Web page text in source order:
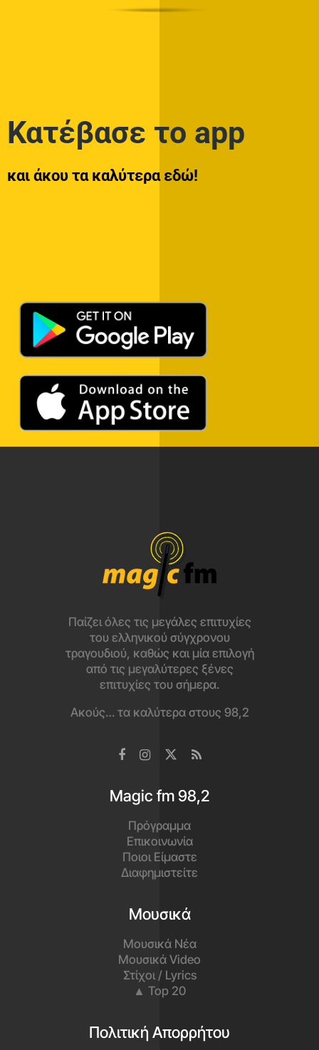
Κατέβασε το app
και άκου τα καλύτερα εδώ!
Παίζει όλες τις μεγάλες επιτυχίες
του ελληνικού σύγχρονου
τραγουδιού, καθώς και μία επιλογή
από τις μεγαλύτερες ξένες
επιτυχίες του σήμερα.
Ακούς… τα καλύτερα στους 98,2
Magic fm 98,2
Πρόγραμμα
Επικοινωνία
Ποιοι Είμαστε
Διαφημιστείτε
Μουσικά
Μουσικά Νέα
Μουσικά Video
Στίχοι / Lyrics
▲ Top 20
Πολιτική Απορρήτου